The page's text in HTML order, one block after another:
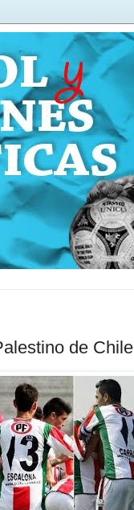
de Chile